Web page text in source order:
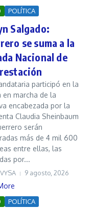
POLÍTICA
Salgado:
se suma a la
Nacional de
participó en la
en marcha de la
encabezada por la
Claudia Sheinbaum
serán
más de 4 mil 600
entre ellas, las
por...
9 agosto, 2026
POLÍTICA